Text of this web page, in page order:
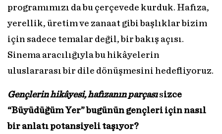
programımızı da bu çerçevede kurduk. Hafıza,
yerellik, üretim ve zanaat gibi başlıklar bizim
için sadece temalar değil, bir bakış açısı.
Sinema aracılığıyla bu hikâyelerin
uluslararası bir dile dönüşmesini hedefliyoruz.
Gençlerin hikâyesi, hafızanın parçasısizce
“Büyüdüğüm Yer” bugünün gençleri için nasıl
bir anlatı potansiyeli taşıyor?